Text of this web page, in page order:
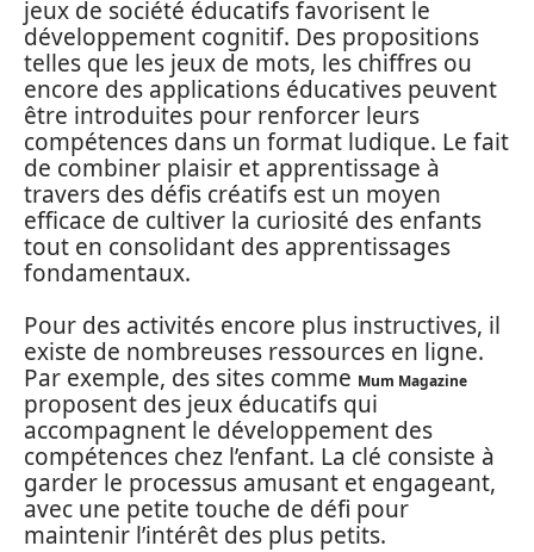
jeux de société éducatifs favorisent le
développement cognitif. Des propositions
telles que les jeux de mots, les chiffres ou
encore des applications éducatives peuvent
être introduites pour renforcer leurs
compétences dans un format ludique. Le fait
de combiner plaisir et apprentissage à
travers des défis créatifs est un moyen
efficace de cultiver la curiosité des enfants
tout en consolidant des apprentissages
fondamentaux.
Pour des activités encore plus instructives, il
existe de nombreuses ressources en ligne.
Par exemple, des sites comme Mum Magazine
proposent des jeux éducatifs qui
accompagnent le développement des
compétences chez l’enfant. La clé consiste à
garder le processus amusant et engageant,
avec une petite touche de défi pour
maintenir l’intérêt des plus petits.